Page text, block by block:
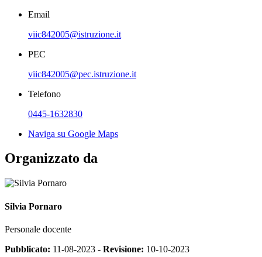
Email
viic842005@istruzione.it
PEC
viic842005@pec.istruzione.it
Telefono
0445-1632830
Naviga su Google Maps
Organizzato da
Silvia Pornaro
Personale docente
Pubblicato: 11-08-2023 - Revisione: 10-10-2023